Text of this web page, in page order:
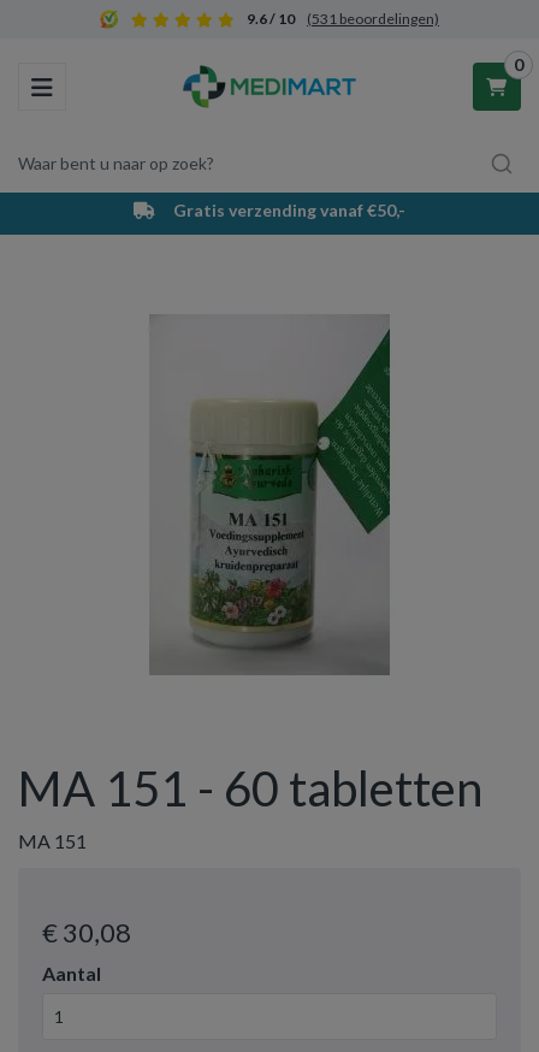
9.6 / 10 (531 beoordelingen)
Toggle navigation
Waar bent u naar op zoek?
0
Winkelwagen
Uw winkelwagen is leeg.
Vul hem met producten.
Gratis verzending vanaf €50,-
MA 151 - 60 tabletten
MA 151
€ 30,08
Aantal